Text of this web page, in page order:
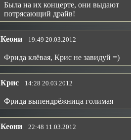
Была на их концерте, они выдают
потрясающий драйв!
Кеони 19:49 20.03.2012
Фрида клёвая, Крис не завидуй =)
Крис 14:28 20.03.2012
Фрида выпендрёжница голимая
Кеони 22:48 11.03.2012